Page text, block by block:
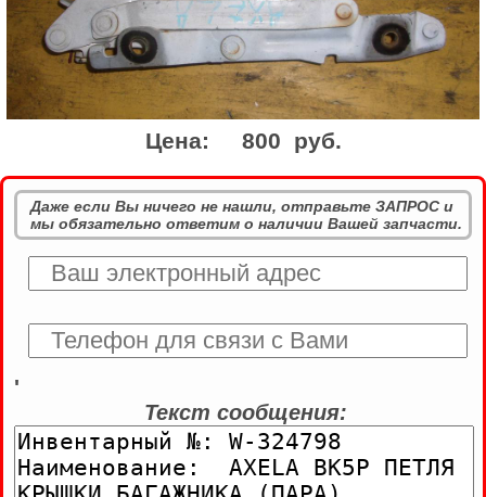
Цена: 800 руб.
Даже если Вы ничего не нашли, отправьте ЗАПРОС и
мы обязательно ответим о наличии Вашей запчасти.
'
Текст сообщения: